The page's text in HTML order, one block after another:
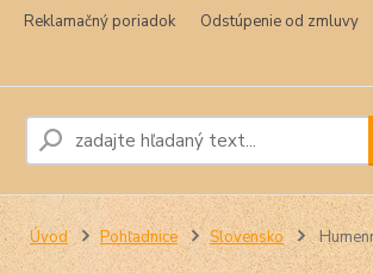
Reklamačný poriadok Odstúpenie od zmluvy
Úvod Pohľadnice Slovensko